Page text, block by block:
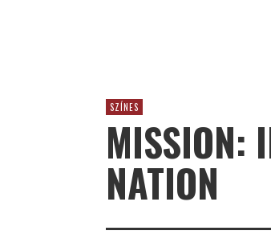
SZÍNES
MISSION:
NATION